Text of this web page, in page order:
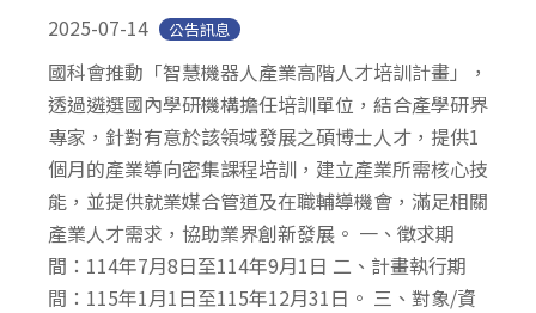
2025-07-14 公告訊息
國科會推動「智慧機器人產業高階人才培訓計畫」，
透過遴選國內學研機構擔任培訓單位，結合產學研界
專家，針對有意於該領域發展之碩博士人才，提供1
個月的產業導向密集課程培訓，建立產業所需核心技
能，並提供就業媒合管道及在職輔導機會，滿足相關
產業人才需求，協助業界創新發展。 一、徵求期
間：114年7月8日至114年9月1日 二、計畫執行期
間：115年1月1日至115年12月31日。 三、對象/資